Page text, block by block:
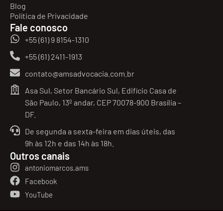
Blog
Política de Privacidade
Fale conosco
+55 (61) 9 8154-1310
+55 (61) 2411-1913
contato@amsadvocacia.com.br
Asa Sul, Setor Bancário Sul, Edifício Casa de
São Paulo, 13º andar, CEP 70078-900 Brasília –
DF.
De segunda a sexta-feira em dias úteis, das
9h às 12h e das 14h às 18h.
Outros canais
antoniomarcos.ams
Facebook
YouTube